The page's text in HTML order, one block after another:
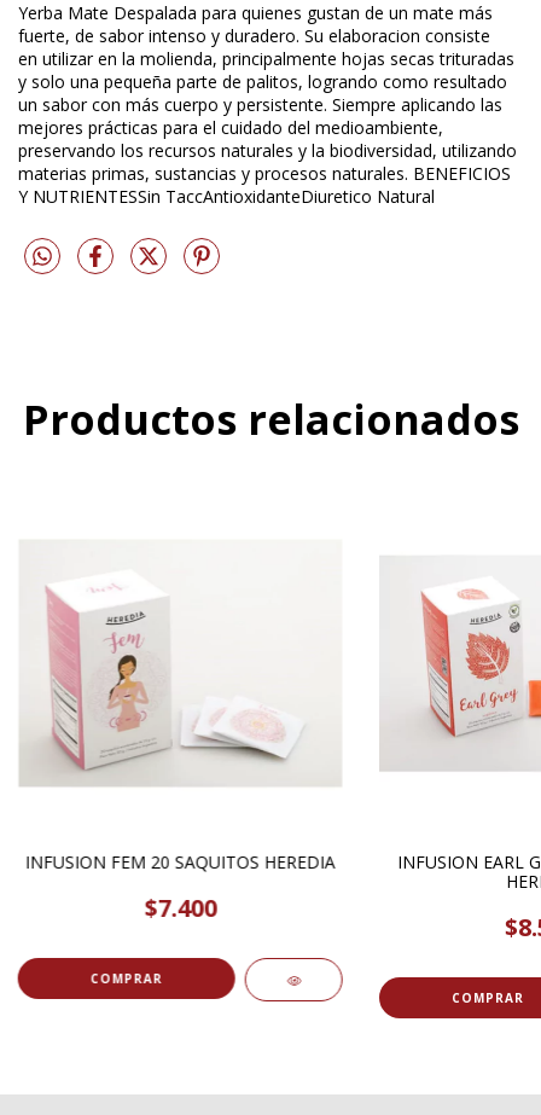
Yerba Mate Despalada para quienes gustan de un mate más
fuerte, de sabor intenso y duradero. Su elaboracion consiste
en utilizar en la molienda, principalmente hojas secas trituradas
y solo una pequeña parte de palitos, logrando como resultado
un sabor con más cuerpo y persistente. Siempre aplicando las
mejores prácticas para el cuidado del medioambiente,
preservando los recursos naturales y la biodiversidad, utilizando
materias primas, sustancias y procesos naturales. BENEFICIOS
Y NUTRIENTESSin TaccAntioxidanteDiuretico Natural
Productos relacionados
INFUSION FEM 20 SAQUITOS HEREDIA
$7.400
INFUSION EARL